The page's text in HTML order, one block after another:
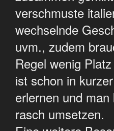
verschmuste
wechselnde
uvm., zudem
Regel wenig
ist schon in
erlernen und
rasch umsetzen.